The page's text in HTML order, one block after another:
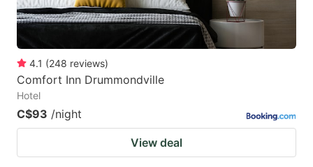
4.1 (248 reviews)
Comfort Inn Drummondville
Hotel
C$93 /night
View deal